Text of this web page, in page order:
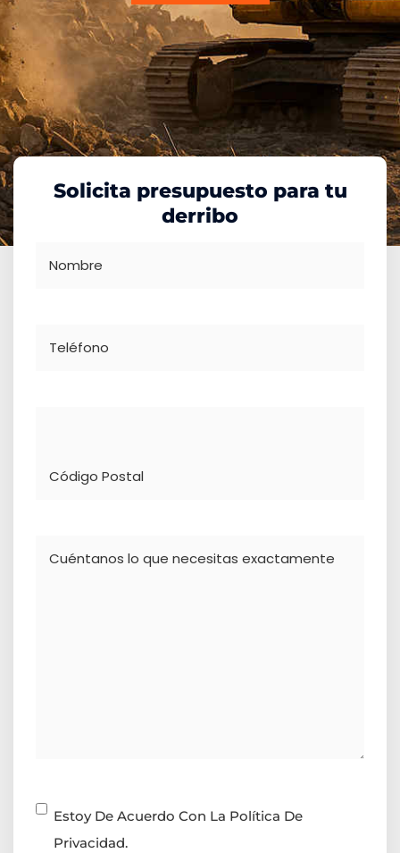
Solicita presupuesto para tu
derribo
Consentimiento
Estoy De Acuerdo Con La Política De
Privacidad.